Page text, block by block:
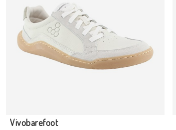
Vivobarefoot